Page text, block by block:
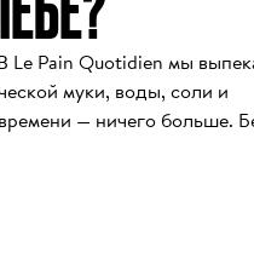
Le Pain Quotidien мы
муки, воды, соли и
— ничего больше.
без загадочных